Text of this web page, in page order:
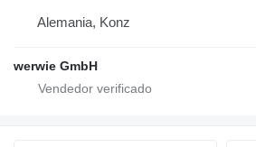
Alemania, Konz
werwie GmbH